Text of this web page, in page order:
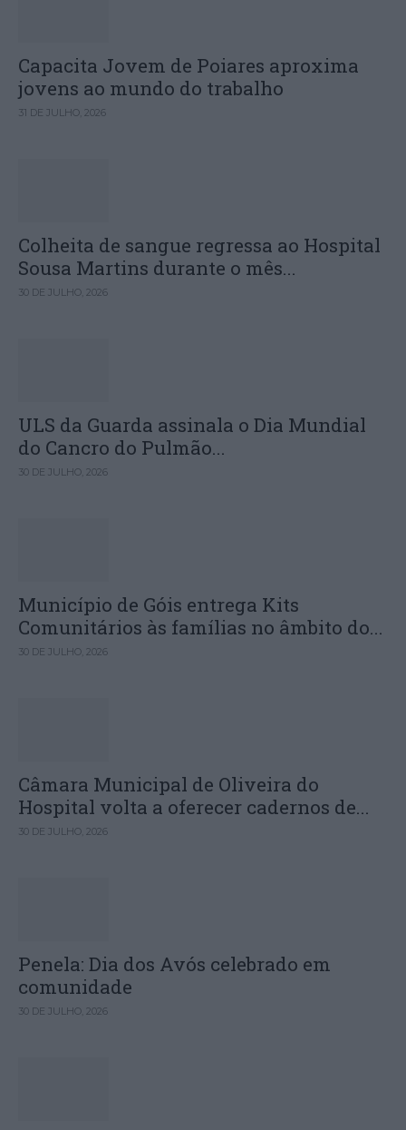
Capacita Jovem de Poiares aproxima
jovens ao mundo do trabalho
31 DE JULHO, 2026
Colheita de sangue regressa ao Hospital
Sousa Martins durante o mês...
30 DE JULHO, 2026
ULS da Guarda assinala o Dia Mundial
do Cancro do Pulmão...
30 DE JULHO, 2026
Município de Góis entrega Kits
Comunitários às famílias no âmbito do...
30 DE JULHO, 2026
Câmara Municipal de Oliveira do
Hospital volta a oferecer cadernos de...
30 DE JULHO, 2026
Penela: Dia dos Avós celebrado em
comunidade
30 DE JULHO, 2026